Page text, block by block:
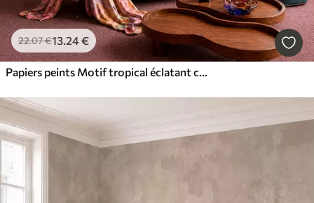
22.07€13.24€
Papiers peints Motif tropical éclatant composé de fleurs, de feuilles et de fruits colorés